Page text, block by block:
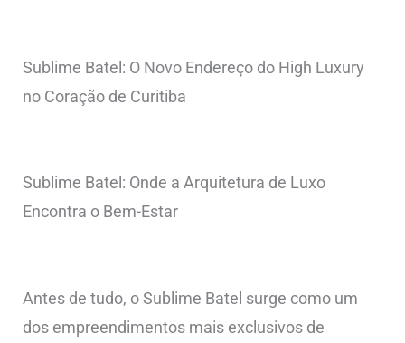
Sublime Batel: O Novo Endereço do High Luxury
no Coração de Curitiba
Sublime Batel: Onde a Arquitetura de Luxo
Encontra o Bem-Estar
Antes de tudo, o Sublime Batel surge como um
dos empreendimentos mais exclusivos de